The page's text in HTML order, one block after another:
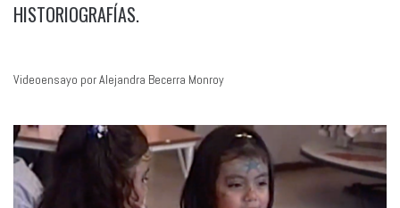
HISTORIOGRAFÍAS.
Videoensayo por Alejandra Becerra Monroy